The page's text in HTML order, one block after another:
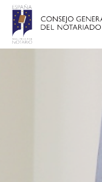
Saut au contenu principal